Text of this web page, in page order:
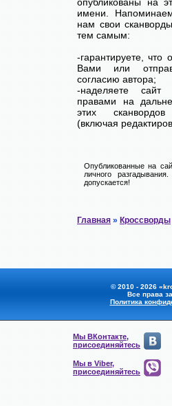
имени.
нам свои
тем самым:
-гарантируете, что
Вами или
согласию автора;
-наделяете
правами на
этих
(включая
Опубликованные на
личного
допускается!
Главная » Кроссворды
© 2010 - 2026
Все права
Политика
Мы ВКонтакте,
присоединяйтесь
Мы в Viber,
присоединяйтесь